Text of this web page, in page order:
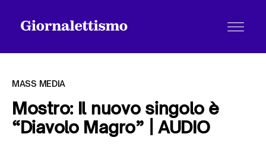
Tutti gli articoli
MASS MEDIA
Mostro: Il nuovo singolo è
“Diavolo Magro” | AUDIO